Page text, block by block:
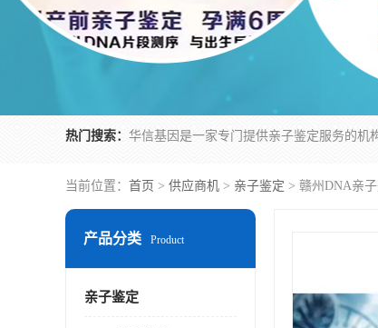
热门搜索：
当前位置： 首页 > 供应商机 > 亲子鉴定 > 赣州DNA亲
产品分类 Product
亲子鉴定